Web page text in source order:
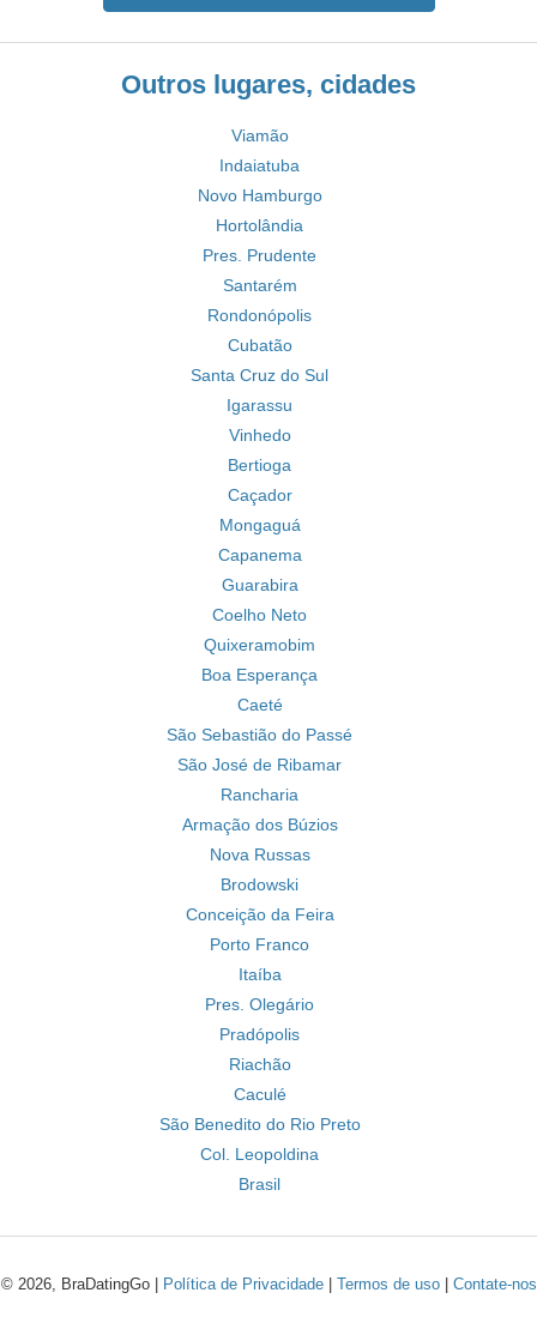
Outros lugares, cidades
Viamão
Indaiatuba
Novo Hamburgo
Hortolândia
Pres. Prudente
Santarém
Rondonópolis
Cubatão
Santa Cruz do Sul
Igarassu
Vinhedo
Bertioga
Caçador
Mongaguá
Capanema
Guarabira
Coelho Neto
Quixeramobim
Boa Esperança
Caeté
São Sebastião do Passé
São José de Ribamar
Rancharia
Armação dos Búzios
Nova Russas
Brodowski
Conceição da Feira
Porto Franco
Itaíba
Pres. Olegário
Pradópolis
Riachão
Caculé
São Benedito do Rio Preto
Col. Leopoldina
Brasil
© 2026, BraDatingGo | Política de Privacidade| Termos de uso| Contate-nos